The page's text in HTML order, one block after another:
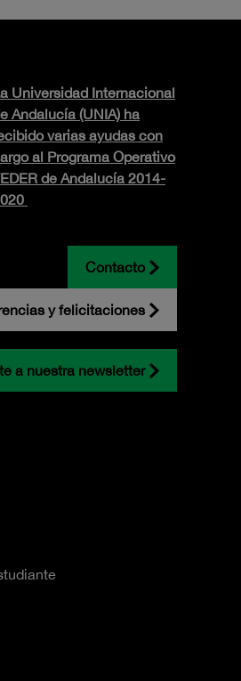
Universidad Internacional
Andalucía (UNIA) ha
varias ayudas con
al Programa Operativo
de Andalucía 2014-
Contacto
y felicitaciones
a nuestra newsletter